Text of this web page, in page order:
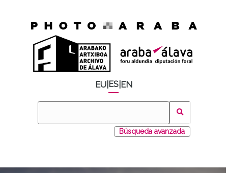
EU ES EN
Búsqueda avanzada